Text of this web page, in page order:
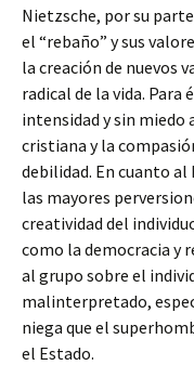
Nietzsche, por su
el “rebaño” y sus
la creación de nuevos
radical de la vida. Para
intensidad y sin
cristiana y la
debilidad. En cuanto al
las mayores
creatividad del
como la democracia y
al grupo sobre el
malinterpretado,
niega que el
el Estado.